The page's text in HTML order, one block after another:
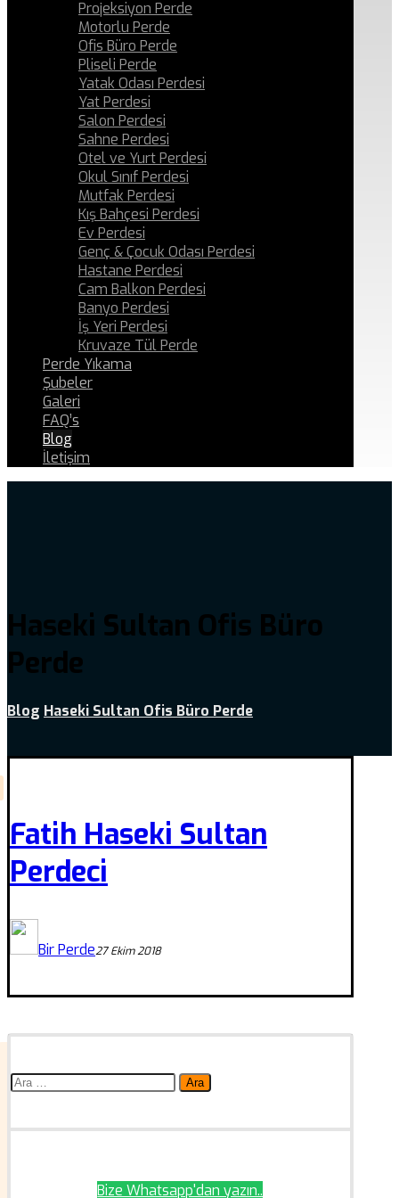
Projeksiyon Perde
Motorlu Perde
Ofis Büro Perde
Pliseli Perde
Yatak Odası Perdesi
Yat Perdesi
Salon Perdesi
Sahne Perdesi
Otel ve Yurt Perdesi
Okul Sınıf Perdesi
Mutfak Perdesi
Kış Bahçesi Perdesi
Ev Perdesi
Genç & Çocuk Odası Perdesi
Hastane Perdesi
Cam Balkon Perdesi
Banyo Perdesi
İş Yeri Perdesi
Kruvaze Tül Perde
Perde Yıkama
Şubeler
Galeri
FAQ’s
Blog
İletişim
Haseki Sultan Ofis Büro
Perde
Blog Haseki Sultan Ofis Büro Perde
Fatih Haseki Sultan
Perdeci
Bir Perde27 Ekim 2018
Arama:
Bize Whatsapp'dan yazın..